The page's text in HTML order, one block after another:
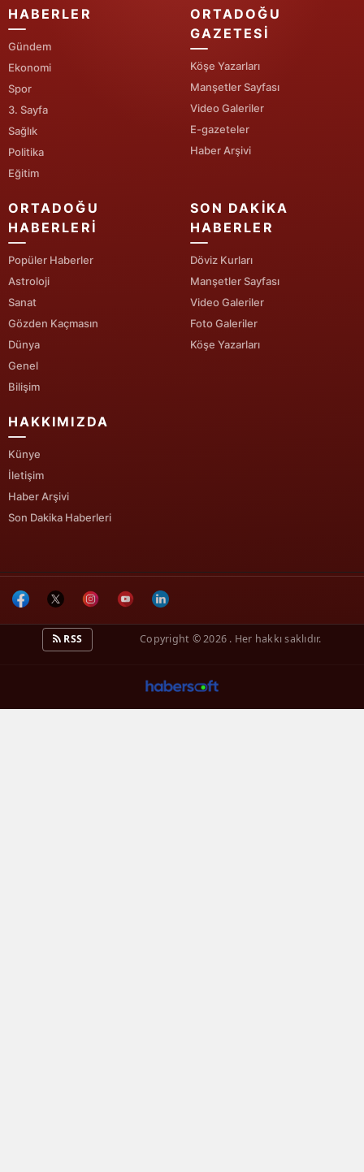
Şanlıurfa
Uşak
Yozgat
Zonguldak
Bayburt
Karaman
Kırıkkale
Batman
Şırnak
Osmaniye
HABERLER
Gündem
Ekonomi
Spor
3. Sayfa
Sağlık
Politika
Eğitim
ORTADOĞU
GAZETESI
Köşe Yazarları
Manşetler Sayfası
Video Galeriler
E-gazeteler
Haber Arşivi
ORTADOĞU
HABERLERI
Popüler Haberler
Astroloji
Sanat
Gözden Kaçmasın
Dünya
Genel
Bilişim
SON DAKIKA
HABERLER
Döviz Kurları
Manşetler Sayfası
Video Galeriler
Foto Galeriler
Köşe Yazarları
HAKKIMIZDA
Künye
İletişim
Haber Arşivi
Son Dakika Haberleri
RSS Copyright © 2026 . Her hakkı saklıdır.